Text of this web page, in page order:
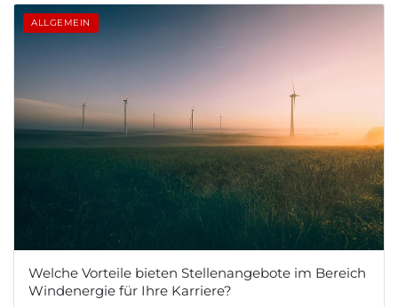
ALLGEMEIN
Welche Vorteile bieten Stellenangebote im Bereich
Windenergie für Ihre Karriere?